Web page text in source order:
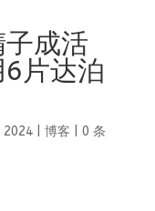
成活
片达泊
2024| 博客
0 条